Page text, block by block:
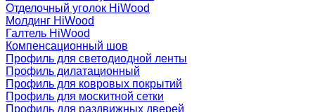
Отделочный уголок HiWood
Молдинг HiWood
Галтель HiWood
Компенсационный шов
Профиль для светодиодной ленты
Профиль дилатационный
Профиль для ковровых покрытий
Профиль для москитной сетки
Профиль для раздвижных дверей